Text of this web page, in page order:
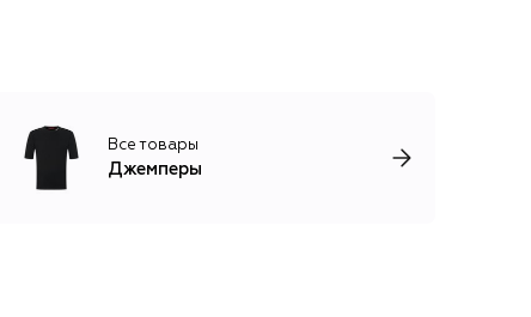
Все товары
Джемперы